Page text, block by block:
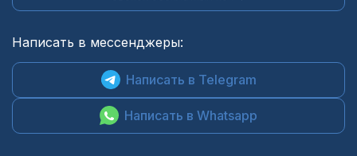
Написать в мессенджеры:
Написать в Telegram
Написать в Whatsapp